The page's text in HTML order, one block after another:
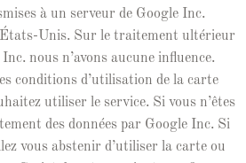
à un serveur de Google Inc.
Unis. Sur le traite­ment ultérieur
nous n’avons aucune influ­ence.
con­di­tions d’u­til­i­sa­tion de la carte
utilis­er le ser­vice. Si vous n’êtes
des don­nées par Google Inc. Si
vous abstenir d’u­tilis­er la carte ou